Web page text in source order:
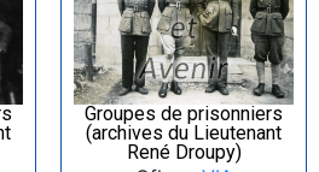
Groupes de prisonniers
(archives du Lieutenant
René Droupy)